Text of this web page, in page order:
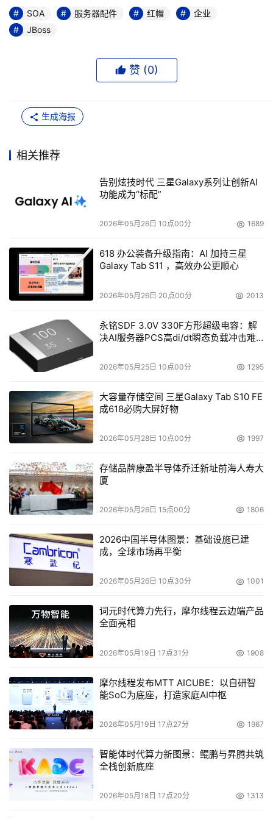
关于红帽公司（Red Hat, Inc.）
指数（S&P500）成员。总部设在北卡罗来纳州罗利市
（Raleigh,NC），并且在全球各地都设有超过65家分支办
连续七年被CIO评为业界企业软件最具价值厂商。红帽强大
的操作系统平台提供经济而又高质量的技术，即红帽企业
管理和面向服务架构（SOA），包括红帽企业虚拟化及
JBoss企业中间件。此外，红帽还为全球客户提供各种支
持、培训和咨询服务。更多讯息，请浏览：
www.redhat.com.cn。
本文来源于DOIT传媒，文章内容仅供参考，不构成投资建议。
SOA 服务器配件 红帽
企业
JBoss
赞 (0)
生成海报
相关推荐
告别炫技时代 三星Galaxy系列让创新AI
功能成为“标配”
2026年05月26日 10点00分 1689
618 办公装备升级指南：AI 加持三星
Galaxy Tab S11 ，高效办公更顺心
2026年05月26日 20点00分 2013
永铭SDF 3.0V 330F方形超级电容：解
决AI服务器PCS高di/dt瞬态负载冲击难
2026年05月25日 10点00分 1295
大容量存储空间 三星Galaxy Tab S10 FE
成618必购大屏好物
2026年05月28日 10点00分 1997
存储品牌康盈半导体乔迁新址前海人寿大
厦
2026年05月26日 15点00分 1806
2026中国半导体图景：基础设施已建
成，全球市场再平衡
2026年05月26日 10点30分 1001
词元时代算力先行，摩尔线程云边端产品
全面亮相
2026年05月19日 17点31分 1908
摩尔线程发布MTT AICUBE：以自研智
能SoC为底座，打造家庭AI中枢
2026年05月19日 17点27分 1967
智能体时代算力新图景：鲲鹏与昇腾共筑
全栈创新底座
2026年05月18日 17点20分 1313